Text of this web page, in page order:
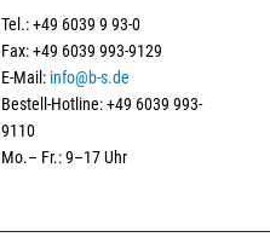
Tel.: +49 6039 9 93-0
Fax: +49 6039 993-9129
E-Mail: info@b-s.de
Bestell-Hotline: +49 6039 993-
9110
Mo.– Fr.: 9–17 Uhr